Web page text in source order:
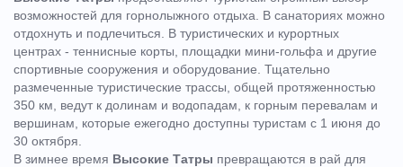
возможностей для горнолыжного отдыха. В санаториях можно
отдохнуть и подлечиться. В туристических и курортных
центрах - теннисные корты, площадки мини-гольфа и другие
спортивные сооружения и оборудование. Тщательно
размеченные туристические трассы, общей протяженностью
350 км, ведут к долинам и водопадам, к горным перевалам и
вершинам, которые ежегодно доступны туристам с 1 июня до
30 октября.
В зимнее время Высокие Татры превращаются в рай для